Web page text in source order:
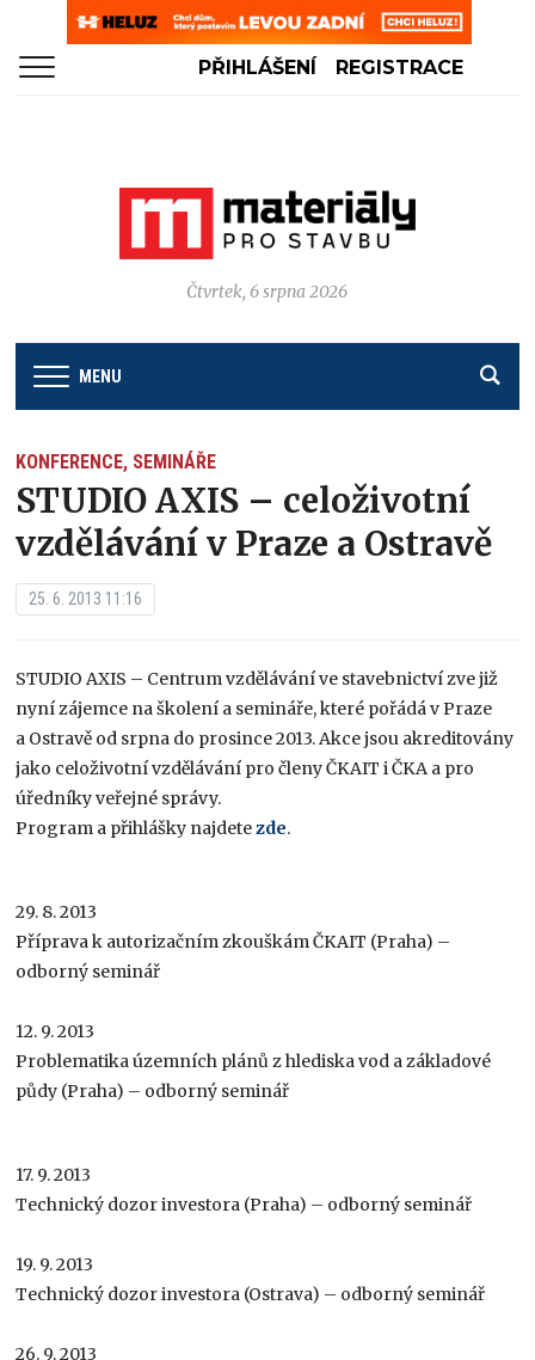
PŘIHLÁŠENÍ REGISTRACE
Čtvrtek, 6 srpna 2026
MENU
KONFERENCE, SEMINÁŘE
STUDIO AXIS – celoživotní
vzdělávání v Praze a Ostravě
25. 6. 2013 11:16
STUDIO AXIS – Centrum vzdělávání ve stavebnictví zve již
nyní zájemce na školení a semináře, které pořádá v Praze
a Ostravě od srpna do prosince 2013. Akce jsou akreditovány
jako celoživotní vzdělávání pro členy ČKAIT i ČKA a pro
úředníky veřejné správy.
Program a přihlášky najdete zde.
29. 8. 2013
Příprava k autorizačním zkouškám ČKAIT (Praha) –
odborný seminář
12. 9. 2013
Problematika územních plánů z hlediska vod a základové
půdy (Praha) – odborný seminář
17. 9. 2013
Technický dozor investora (Praha) – odborný seminář
19. 9. 2013
Technický dozor investora (Ostrava) – odborný seminář
26. 9. 2013